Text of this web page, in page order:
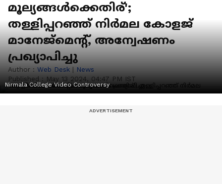
മൂല്യങ്ങൾക്കെതിര്';
തള്ളിപ്പറഞ്ഞ് നിർമല കോളജ്
മാനേജ്മെന്‍റ്, അന്വേഷണം
പ്രഖ്യാപിച്ചു
Author : Web Desk | News
Published : May 13 2024, 04:47 PM IST
Nirmala College Video Controversy